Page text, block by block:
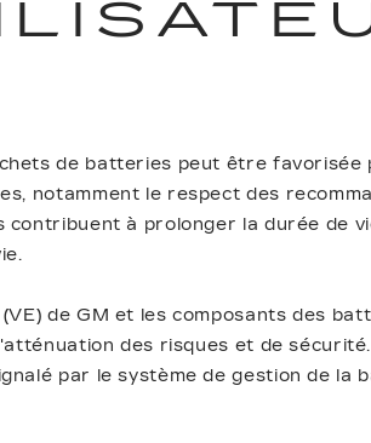
de batteries peut être
notamment le respect des
contribuent à prolonger la durée de
de GM et les composants des
des risques et de
par le système de gestion de la